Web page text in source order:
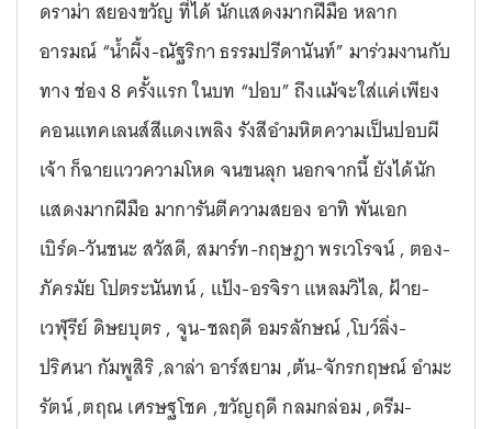
ดราม่า สยองขวัญ ที่ได้ นักแสดงมากฝีมือ หลาก
อารมณ์ “น้ำผึ้ง-ณัฐริกา ธรรมปรีดานันท์” มาร่วมงานกับ
ทาง ช่อง 8 ครั้งแรก ในบท “ปอบ” ถึงแม้จะใส่แค่เพียง
คอนแทคเลนส์สีแดงเพลิง รังสีอำมหิตความเป็นปอบผี
เจ้า ก็ฉายแววความโหด จนขนลุก นอกจากนี้ ยังได้นัก
แสดงมากฝีมือ มาการันตีความสยอง อาทิ พันเอก
เบิร์ด-วันชนะ สวัสดี, สมาร์ท-กฤษฎา พรเวโรจน์ , ตอง-
ภัครมัย โปตระนันทน์ , แป้ง-อรจิรา แหลมวิไล, ฝ้าย-
เวฬุรีย์ ดิษยบุตร , จูน-ชลฤดี อมรลักษณ์ ,โบว์ลิ่ง-
ปริศนา กัมพูสิริ ,ลาล่า อาร์สยาม ,ต้น-จักรกฤษณ์ อำมะ
รัตน์ ,ตฤณ เศรษฐโชค ,ขวัญฤดี กลมกล่อม ,ดรีม-